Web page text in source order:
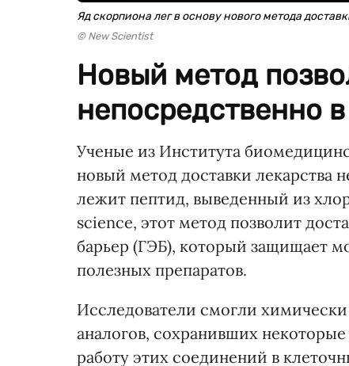
Яд скорпиона лег в основу нового метода
© New Scientist
Новый метод
непосредственно
Ученые из Института
новый метод доставки лекарства
лежит пептид, выведенный из
science, этот метод позволит
барьер (ГЭБ), который защищает
полезных препаратов.
Исследователи смогли
аналогов, сохранивших
работу этих соединений в